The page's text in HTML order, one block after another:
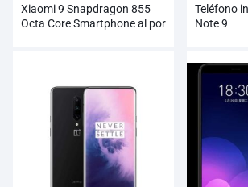
Xiaomi 9 Snapdragon 855
Octa Core Smartphone al por
Teléfono
Note 9